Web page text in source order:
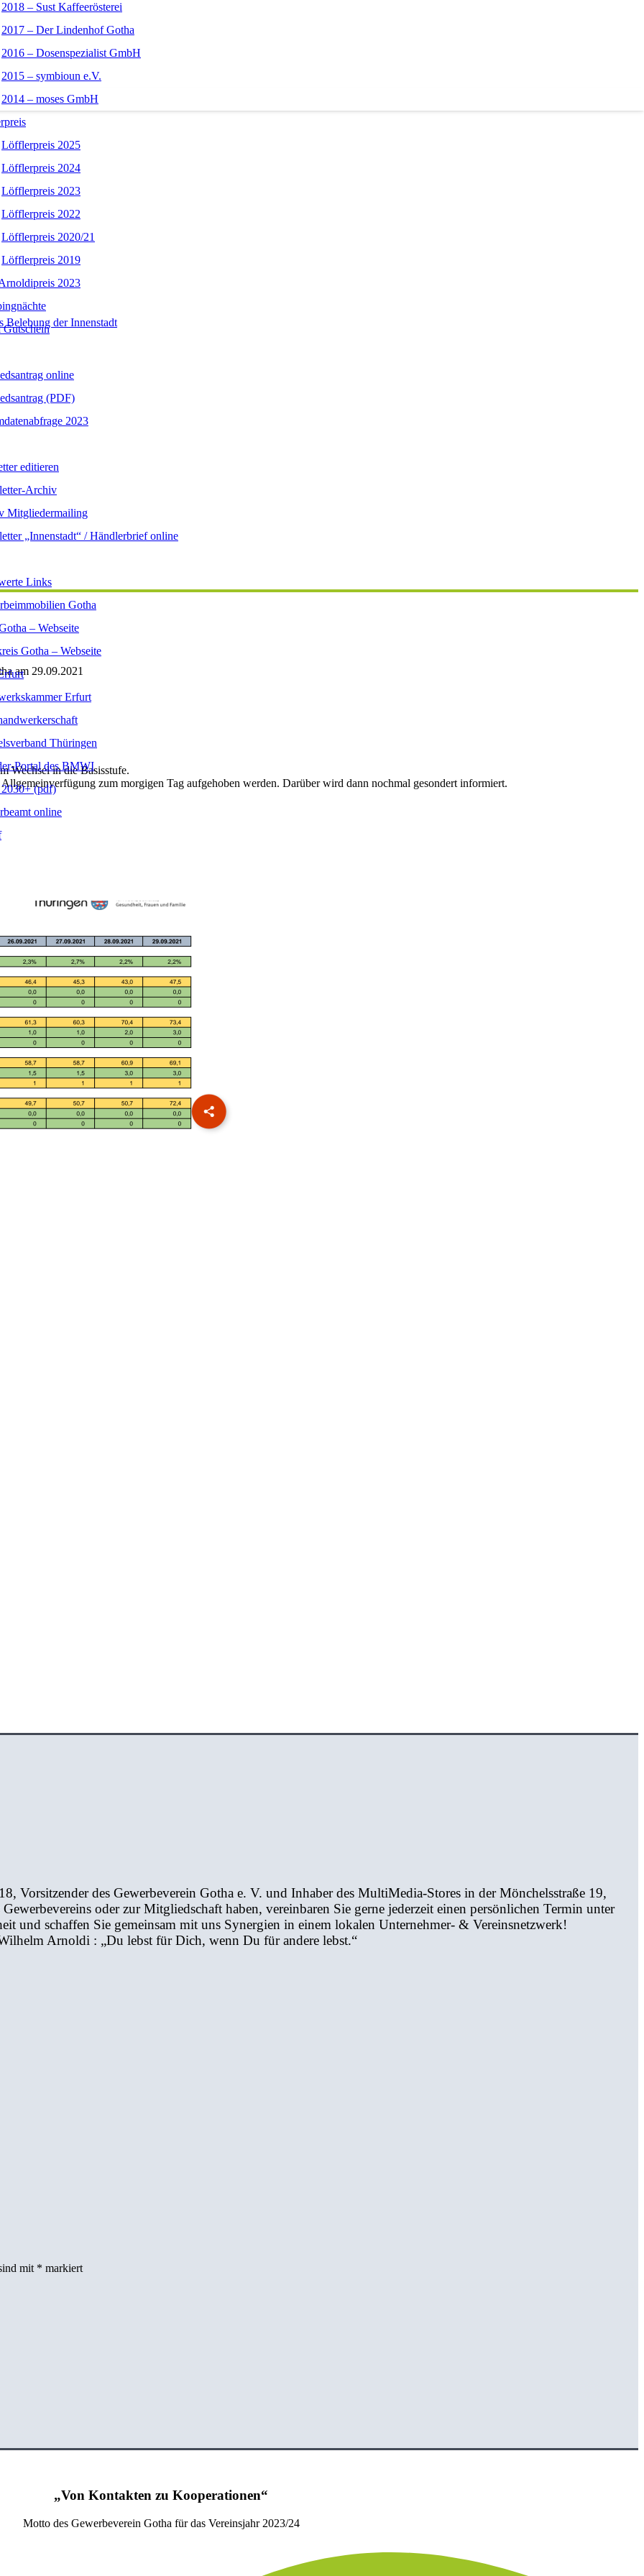
2018 – Sust Kaffeerösterei
2017 – Der Lindenhof Gotha
2016 – Dosenspezialist GmbH
2015 – symbioun e.V.
2014 – moses GmbH
Löfflerpreis 2025
Löfflerpreis 2024
Löfflerpreis 2023
Löfflerpreis 2022
Löfflerpreis 2020/21
Löfflerpreis 2019
2023
Gutschein
online
(PDF)
2023
editieren
Archiv
Mitgliedermailing
„Innenstadt“ / Händlerbrief online
Links
Gotha
– Webseite
Gotha – Webseite
Erfurt
Thüringen
Portal des BMWI
(pdf)
online
Belebung der Innenstadt
am 29.09.2021
Wechsel in die Basisstufe.
zum morgigen Tag aufgehoben werden. Darüber wird dann nochmal gesondert informiert.
Vorsitzender des Gewerbeverein Gotha e. V. und Inhaber des MultiMedia-Stores in der Mönchelsstraße 19,
oder zur Mitgliedschaft haben, vereinbaren Sie gerne jederzeit einen persönlichen Termin unter
und schaffen Sie gemeinsam mit uns Synergien in einem lokalen Unternehmer- & Vereinsnetzwerk!
Arnoldi : „Du lebst für Dich, wenn Du für andere lebst.“
mit * markiert
„Von Kontakten zu Kooperationen“
Motto des Gewerbeverein Gotha für das Vereinsjahr 2023/24